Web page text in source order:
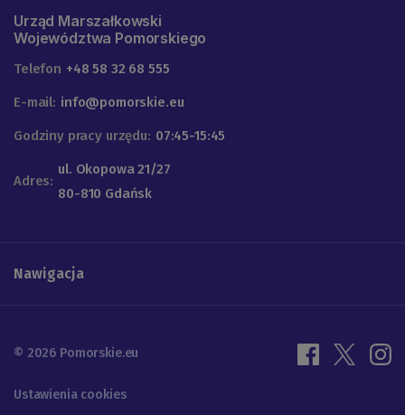
Urząd Marszałkowski
Województwa Pomorskiego
Telefon +48 58 32 68 555
E-mail: info@pomorskie.eu
Godziny pracy urzędu: 07:45-15:45
Adres:
ul. Okopowa 21/27
80-810 Gdańsk
Nawigacja
© 2026 Pomorskie.eu
Ustawienia cookies